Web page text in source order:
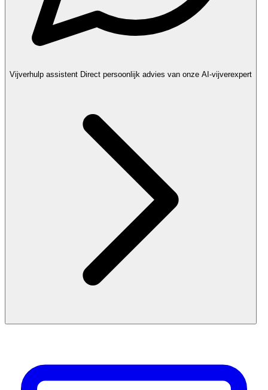
Vijverhulp assistent Direct persoonlijk advies van onze AI-vijverexpert